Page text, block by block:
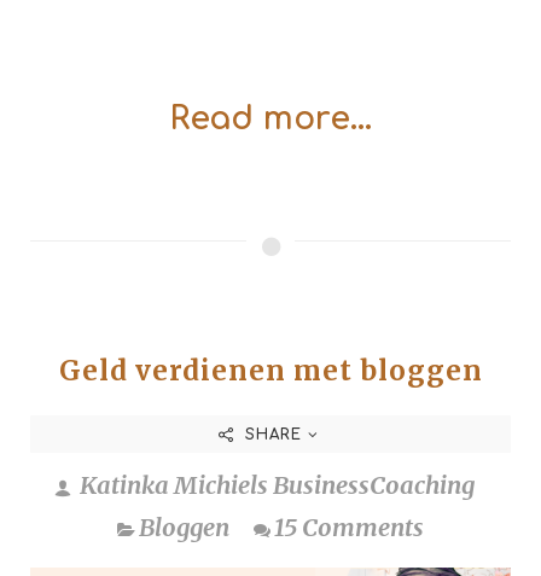
Read more...
Geld verdienen met bloggen
SHARE
Katinka Michiels BusinessCoaching
Bloggen
15 Comments